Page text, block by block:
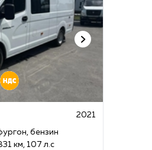
2021
бензин
км, 107 л.с